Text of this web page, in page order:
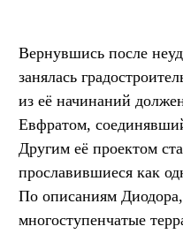
Вернувшись после
занялась
из её начинаний
Евфратом,
Другим её проектом
прославившиеся как
По описаниям
многоступенчатые